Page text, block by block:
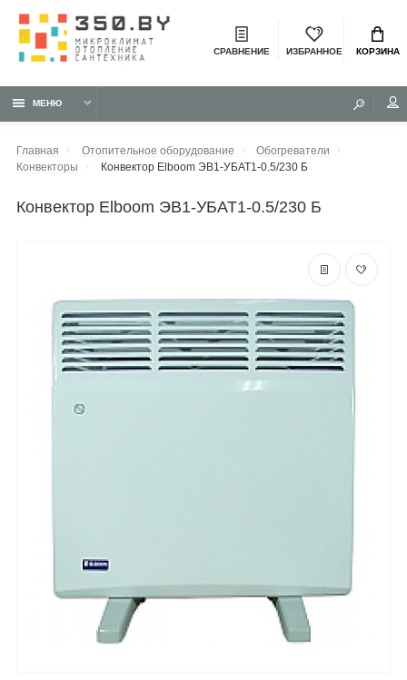
СРАВНЕНИЕ ИЗБРАННОЕ КОРЗИНА
МЕНЮ
Главная Отопительное оборудование
Обогреватели
Конвекторы
Конвектор Elboom ЭВ1-УБАТ1-0.5/230 Б
конвектор Elboom ЭВ1-УБАТ1-0.5/230 Б